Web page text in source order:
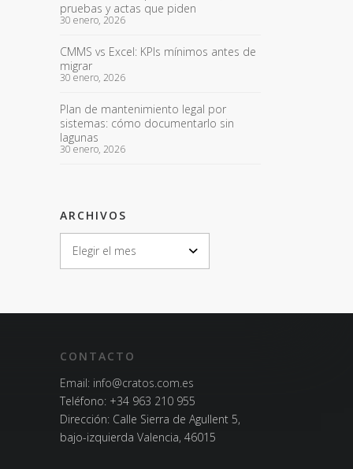
pruebas y actas que piden
30 enero, 2026
CMMS vs Excel: KPIs mínimos antes de
migrar
30 enero, 2026
Plan de mantenimiento legal por
sistemas: cómo documentarlo sin
lagunas
30 enero, 2026
ARCHIVOS
ARCHIVOS
CONTACTO
Email: info@cratos.com.es
Teléfono: +34 963 210 955
Dirección: Calle Sierra de Agullent 5,
bajo-izquierda Valencia, 46015